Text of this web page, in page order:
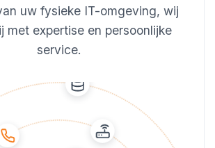
uw fysieke IT-omgeving, wij
met expertise en persoonlijke
service.